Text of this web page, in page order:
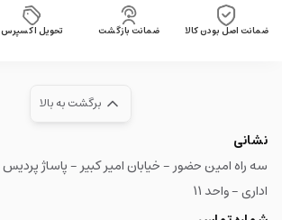
ضمانت اصل بودن کالا ضمانت بازگشت تحویل اکسپرس
برگشت به بالا
نشانی
اداری - واحد ۱۱